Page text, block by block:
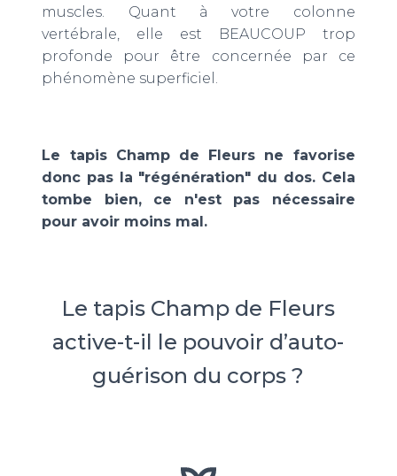
muscles. Quant à votre colonne
vertébrale, elle est BEAUCOUP trop
profonde pour être concernée par ce
phénomène superficiel.
Le tapis Champ de Fleurs ne favorise
donc pas la "régénération" du dos. Cela
tombe bien, ce n'est pas nécessaire
pour avoir moins mal.
Le tapis Champ de Fleurs
active-t-il le pouvoir d’auto-
guérison du corps ?